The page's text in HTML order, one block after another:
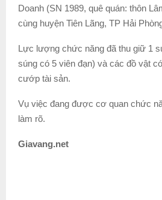
Doanh (SN 1989, quê quán: thôn
cùng huyện Tiên Lãng, TP Hải
Lực lượng chức năng đã thu giữ 1
súng có 5 viên đạn) và các đồ vật
cướp tài sản.
Vụ việc đang được cơ quan chức
làm rõ.
Giavang.net